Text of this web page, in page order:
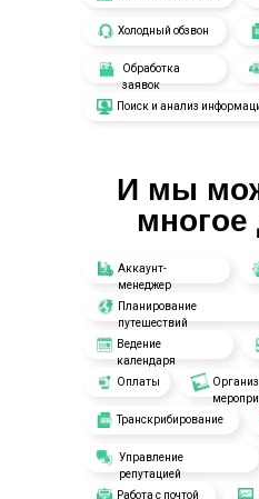
Поиск и анализ
Обработка
заявок
Холодный обзвон
Аккаунт-
менеджер
Планирование
путешествий
Ведение
календаря
Оплаты
Транскрибирование
Управление
репутацией
Работа с почтой
И мы
многое